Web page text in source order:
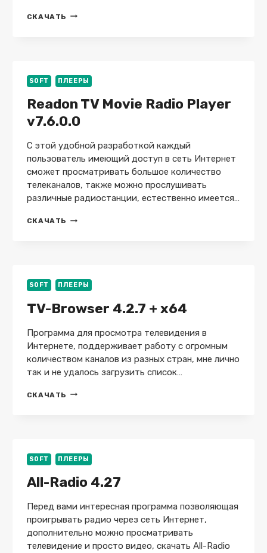
СКАЧАТЬ GOM
RUS
+
PORTABLE
+
PLUS
SOFT ПЛЕЕРЫ
Readon TV Movie Radio Player
v7.6.0.0
С этой удобной разработкой каждый
пользователь имеющий доступ в сеть Интернет
сможет просматривать большое количество
телеканалов, также можно прослушивать
различные радиостанции, естественно имеется…
СКАЧАТЬ READON
SOFT ПЛЕЕРЫ
TV-Browser 4.2.7 + x64
Программа для просмотра телевидения в
Интернете, поддерживает работу с огромным
количеством каналов из разных стран, мне лично
так и не удалось загрузить список…
СКАЧАТЬ TV-
SOFT ПЛЕЕРЫ
All-Radio 4.27
Перед вами интересная программа позволяющая
проигрывать радио через сеть Интернет,
дополнительно можно просматривать
телевидение и просто видео, скачать All-Radio